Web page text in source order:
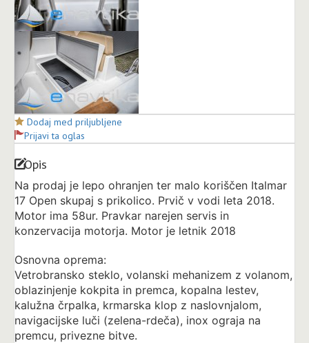
Dodaj med priljubljene
Prijavi ta oglas
Opis
Na prodaj je lepo ohranjen ter malo koriščen Italmar
17 Open skupaj s prikolico. Prvič v vodi leta 2018.
Motor ima 58ur. Pravkar narejen servis in
konzervacija motorja. Motor je letnik 2018
Osnovna oprema:
Vetrobransko steklo, volanski mehanizem z volanom,
oblazinjenje kokpita in premca, kopalna lestev,
kalužna črpalka, krmarska klop z naslovnjalom,
navigacijske luči (zelena-rdeča), inox ograja na
premcu, privezne bitve.